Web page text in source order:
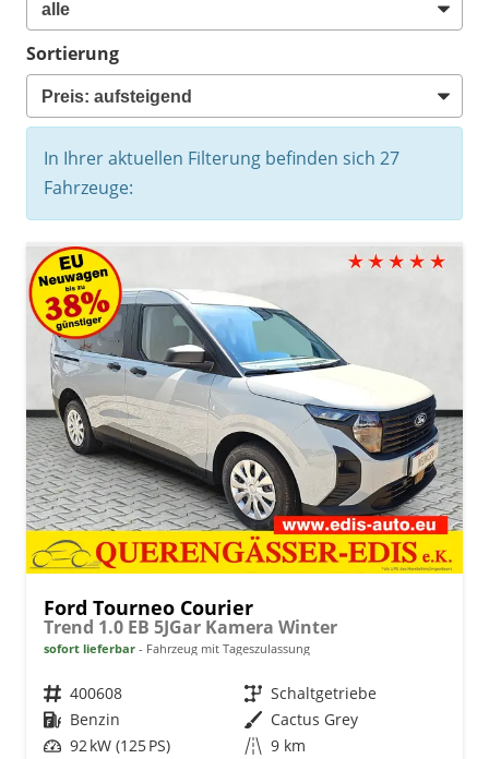
Sortierung
In Ihrer aktuellen Filterung befinden sich 27
Fahrzeuge:
Ford Tourneo Courier
Trend 1.0 EB 5JGar Kamera Winter
sofort lieferbar Fahrzeug mit Tageszulassung
Fahrzeugnr. 400608 Getriebe Schaltgetriebe
Kraftstoff Benzin Außenfarbe Cactus Grey
Leistung 92 kW (125 PS) Kilometerstand 9 km